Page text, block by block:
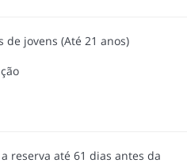
jovens (Até 21 anos)
reserva até 61 dias antes da